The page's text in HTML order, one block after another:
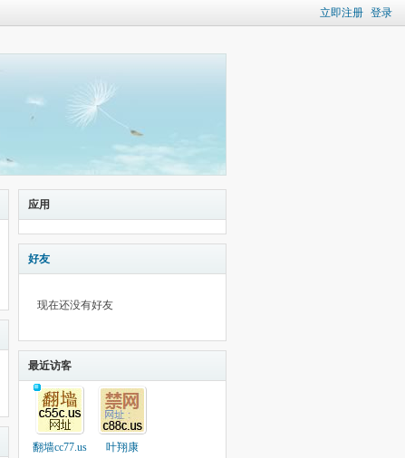
立即注册 登录
应用
好友
现在还没有好友
最近访客
翻墙cc77.us
叶翔康